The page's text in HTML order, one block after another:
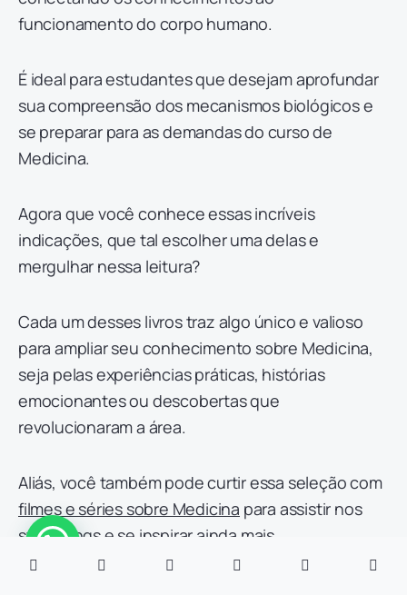
funcionamento do corpo humano.
É ideal para estudantes que desejam aprofundar
sua compreensão dos mecanismos biológicos e
se preparar para as demandas do curso de
Medicina.
Agora que você conhece essas incríveis
indicações, que tal escolher uma delas e
mergulhar nessa leitura?
Cada um desses livros traz algo único e valioso
para ampliar seu conhecimento sobre Medicina,
seja pelas experiências práticas, histórias
emocionantes ou descobertas que
revolucionaram a área.
Aliás, você também pode curtir essa seleção com
filmes e séries sobre Medicina para assistir nos
streamings e se inspirar ainda mais.